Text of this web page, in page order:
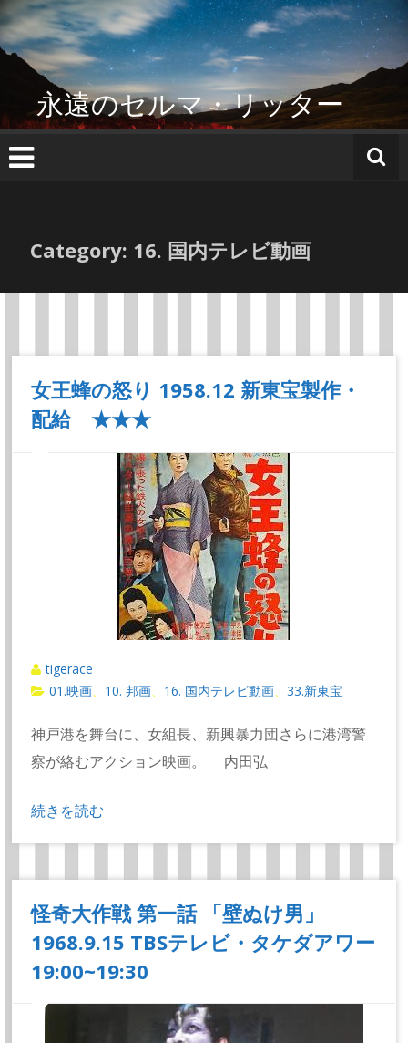
コ
ン
テ
へ
ス
キ
永遠のセルマ・リッター
Category: 16. 国内テレビ動画
女王蜂の怒り 1958.12 新東宝製作・
配給 ★★★
tigerace
01.映画
10. 邦画 16. 国内テレビ動画 、33.新東宝
神戸港を舞台に、女組長、新興暴力団さらに港湾警
察が絡むアクション映画。 内田弘
続きを読む
怪奇大作戦 第一話 「壁ぬけ男」
1968.9.15 TBSテレビ・タケダアワー
19:00~19:30